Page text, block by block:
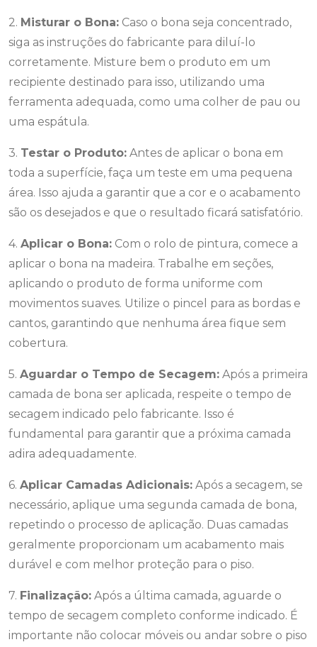
2. Misturar o Bona: Caso o bona seja concentrado,
siga as instruções do fabricante para diluí-lo
corretamente. Misture bem o produto em um
recipiente destinado para isso, utilizando uma
ferramenta adequada, como uma colher de pau ou
uma espátula.
3. Testar o Produto: Antes de aplicar o bona em
toda a superfície, faça um teste em uma pequena
área. Isso ajuda a garantir que a cor e o acabamento
são os desejados e que o resultado ficará satisfatório.
4. Aplicar o Bona: Com o rolo de pintura, comece a
aplicar o bona na madeira. Trabalhe em seções,
aplicando o produto de forma uniforme com
movimentos suaves. Utilize o pincel para as bordas e
cantos, garantindo que nenhuma área fique sem
cobertura.
5. Aguardar o Tempo de Secagem: Após a primeira
camada de bona ser aplicada, respeite o tempo de
secagem indicado pelo fabricante. Isso é
fundamental para garantir que a próxima camada
adira adequadamente.
6. Aplicar Camadas Adicionais: Após a secagem, se
necessário, aplique uma segunda camada de bona,
repetindo o processo de aplicação. Duas camadas
geralmente proporcionam um acabamento mais
durável e com melhor proteção para o piso.
7. Finalização: Após a última camada, aguarde o
tempo de secagem completo conforme indicado. É
importante não colocar móveis ou andar sobre o piso